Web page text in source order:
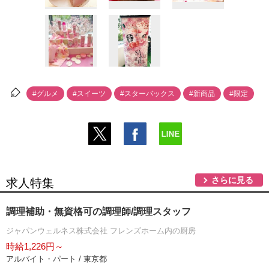
#グルメ #スイーツ #スターバックス #新商品 #限定
求人特集 さらに見る
調理補助・無資格可の調理師/調理スタッフ
ジャパンウェルネス株式会社 フレンズホーム内の厨房
時給1,226円～
アルバイト・パート / 東京都